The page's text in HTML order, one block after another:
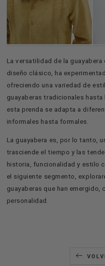
La versatilidad de la
diseño clásico, ha
ofreciendo una variedad de
guayaberas tradicionales
esta prenda se adapta a
informales hasta formales.
La guayabera es, por lo tanto,
trasciende el tiempo y las
historia, funcionalidad y estilo
el siguiente segmento,
guayaberas que han emergido,
personalidad.